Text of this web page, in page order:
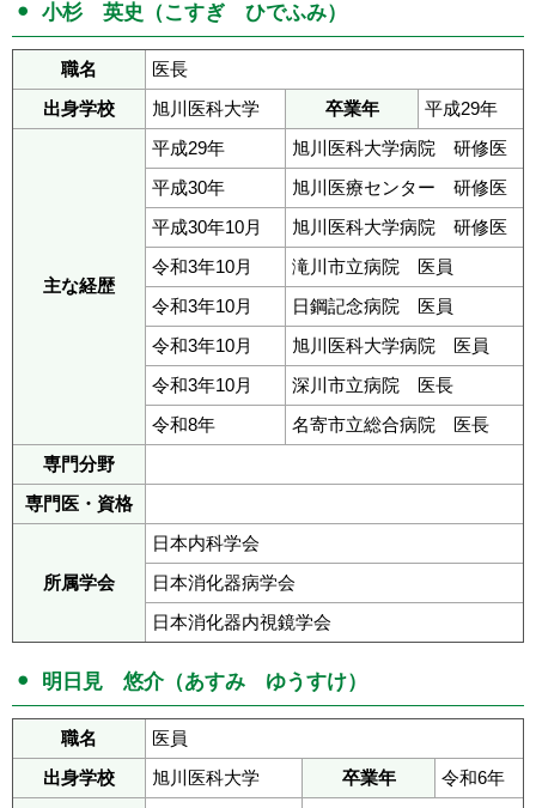
小杉 英史（こすぎ ひでふみ）
職名
医長
出身学校
旭川医科大学 卒業年 平成29年
主な経歴
平成29年
旭川医科大学病院 研修医
平成30年
旭川医療センター 研修医
平成30年10月
旭川医科大学病院 研修医
令和3年10月
滝川市立病院 医員
令和3年10月
日鋼記念病院 医員
令和3年10月
旭川医科大学病院 医員
令和3年10月
深川市立病院 医長
令和8年
名寄市立総合病院 医長
専門分野
専門医・資格
所属学会
日本内科学会
日本消化器病学会
日本消化器内視鏡学会
明日見 悠介（あすみ ゆうすけ）
職名
医員
出身学校
旭川医科大学 卒業年
令和6年